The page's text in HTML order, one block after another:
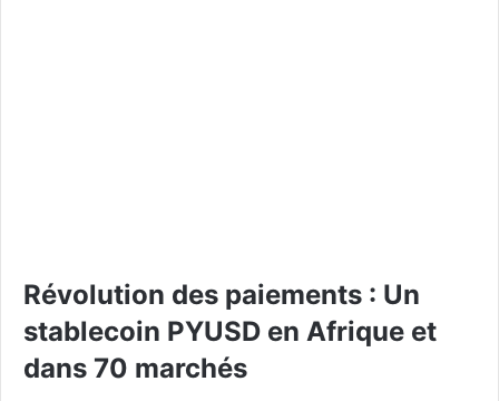
Révolution des paiements : Un
stablecoin PYUSD en Afrique et
dans 70 marchés